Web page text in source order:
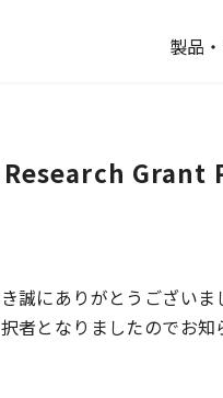
製品
Grant
誠にありがとうございま
となりましたのでお知